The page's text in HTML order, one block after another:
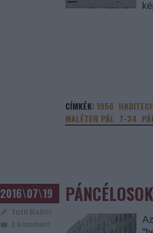
CÍMKÉK: 1956
MALÉTER PÁL T-34
2016\07\19
Toth Balint
3
komment